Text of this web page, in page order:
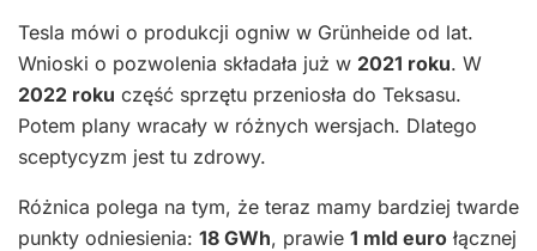
Tesla mówi o produkcji ogniw w Grünheide od lat.
Wnioski o pozwolenia składała już w 2021 roku. W
2022 roku część sprzętu przeniosła do Teksasu.
Potem plany wracały w różnych wersjach. Dlatego
sceptycyzm jest tu zdrowy.
Różnica polega na tym, że teraz mamy bardziej twarde
punkty odniesienia: 18 GWh, prawie 1 mld euro łącznej